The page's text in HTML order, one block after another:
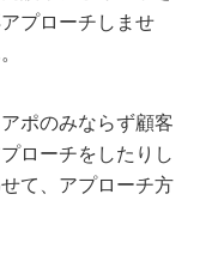
プローチしませ
ポのみならず顧客
ローチをしたりし
て、アプローチ方